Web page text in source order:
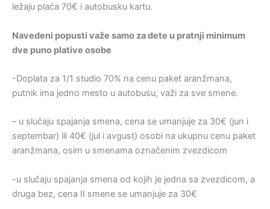
ležaju plaća 70€ i autobusku kartu.
Navedeni popusti važe samo za dete u pratnji minimum
dve puno plative osobe
-Doplata za 1/1 studio 70% na cenu paket aranžmana,
putnik ima jedno mesto u autobusu, važi za sve smene.
– u slučaju spajanja smena, cena se umanjuje za 30€ (jun i
septembar) ili 40€ (jul i avgust) osobi na ukupnu cenu paket
aranžmana, osim u smenama označenim zvezdicom
-u slučaju spajanja smena od kojih je jedna sa zvezdicom, a
druga bez, cena II smene se umanjuje za 30€